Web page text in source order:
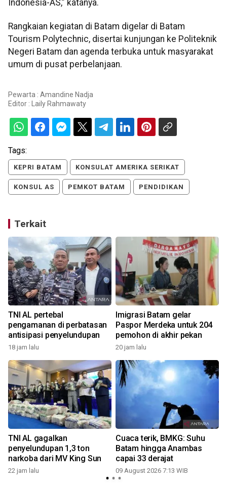
Indonesia-AS,” katanya.
Rangkaian kegiatan di Batam digelar di Batam
Tourism Polytechnic, disertai kunjungan ke Politeknik
Negeri Batam dan agenda terbuka untuk masyarakat
umum di pusat perbelanjaan.
Pewarta : Amandine Nadja
Editor : Laily Rahmawaty
Tags:
KEPRI BATAM KONSULAT AMERIKA SERIKAT
KONSUL AS PEMKOT BATAM PENDIDIKAN
Terkait
TNI AL pertebal
pengamanan di perbatasan
antisipasi penyelundupan
18 jam lalu
Imigrasi Batam gelar
Paspor Merdeka untuk 204
pemohon di akhir pekan
20 jam lalu
TNI AL gagalkan
penyelundupan 1,3 ton
narkoba dari MV King Sun
22 jam lalu
Cuaca terik, BMKG: Suhu
Batam hingga Anambas
capai 33 derajat
09 August 2026 7:13 WIB